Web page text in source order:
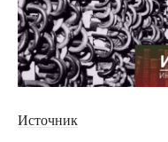
Источник